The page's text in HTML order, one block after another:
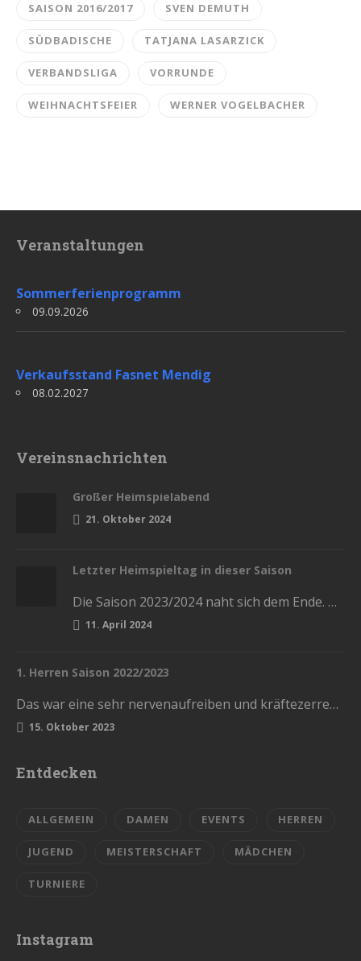
SAISON 2016/2017 SVEN DEMUTH
SÜDBADISCHE TATJANA LASARZICK
VERBANDSLIGA VORRUNDE
WEIHNACHTSFEIER WERNER VOGELBACHER
Veranstaltungen
Sommerferienprogramm
09.09.2026
Verkaufsstand Fasnet Mendig
08.02.2027
Vereinsnachrichten
Großer Heimspielabend
21. Oktober 2024
Letzter Heimspieltag in dieser Saison
Die Saison 2023/2024 naht sich dem Ende. Diesen Samstag haben wir die letzten Heimspiele in der Stadthalle. Kommt und lasst…
11. April 2024
1. Herren Saison 2022/2023
Das war eine sehr nervenaufreiben und kräftezerrende Saison. Mit einem Ende, womit wir nicht gerechnet hatten. Die Vorrunde schlossen wir…
15. Oktober 2023
Entdecken
ALLGEMEIN DAMEN EVENTS HERREN
JUGEND MEISTERSCHAFT MÄDCHEN
TURNIERE
Instagram